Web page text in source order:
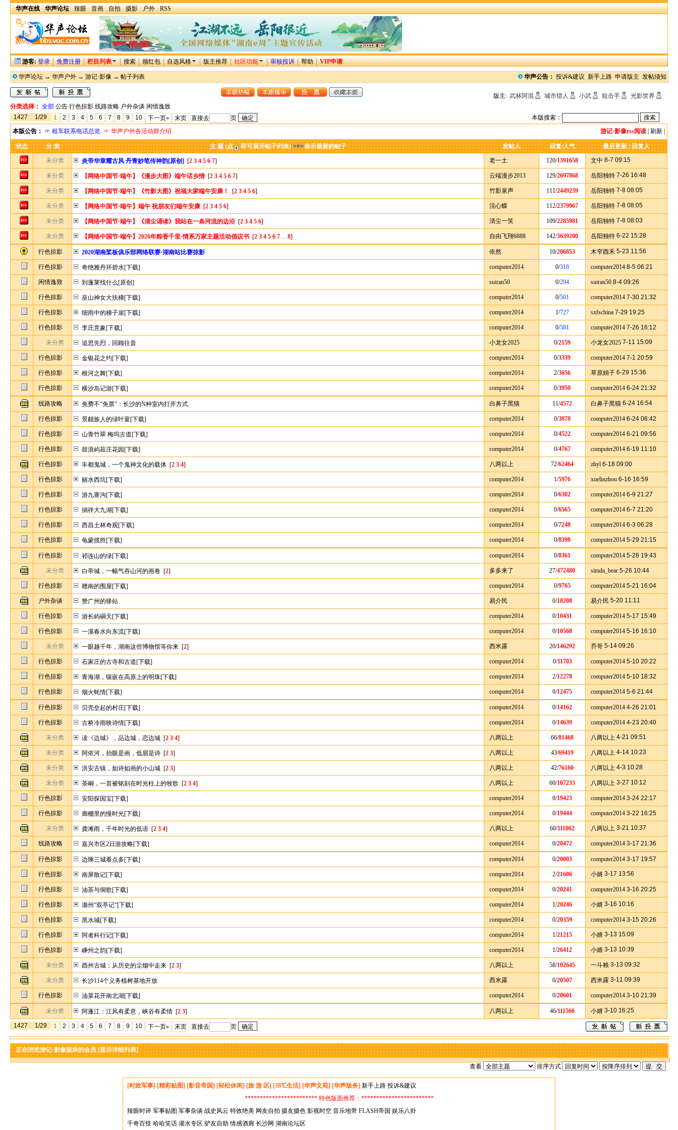
华声在线 华声论坛 辣眼 音画 自拍 摄影 户外 RSS
游客: 登录 免费注册 栏目列表 搜索 领红包 自选风格 版主推荐 社区功能 审核投诉 帮助 VIP申请
华声公告： 投诉&建议 新手上路 申请版主 发帖须知
华声论坛 →华声户外 →游记·影像 → 帖子列表
版主: 武林阿混 城市猎人 小武 狙击手
光影世界
分类选择： 全部 公告 行色掠影 线路攻略 户外杂谈 闲情逸致
1427
1/29 1 2 3 4 5 6 7 8 9 10 下一页» 末页 直接去 页
本版搜索：
本版公告： ☞ 租车联系电话总览 ☞ 华声户外各活动群介绍 游记·影像rss阅读 |刷新
状态 分 类 主 题 (点 即可展开帖子列表) 表示最新的帖子 发帖人 回复/人气
最后更新 | 回复人
未分类
炎帝华章耀古风 丹青妙笔传神韵[原创] [2 3 4 5 6 7] 老一土 120/1391658 8-7 09:15
文中
未分类 【网络中国节·端午】《漫步大图》端午话乡情[2 3 4 5 6 7] 云端漫步2013 129/2697868 7-26 16:48
岳阳独特
未分类 【网络中国节·端午】《竹影大图》祝福大家端午安康！ [2 3 4 5 6] 竹影泉声 111/2449239 7-8 08:05
岳阳独特
未分类 【网络中国节·端午】端午 祝朋友们端午安康 [2 3 4 5 6] 浣心蝶 112/2379967 7-8 08:05
岳阳独特
未分类 【网络中国节·端午】《清尘诵读》我站在一条河流的边沿[2 3 4 5 6] 清尘一笑 109/2285981 7-8 08:03
岳阳独特
未分类 【网络中国节·端午】2026年粽香千里·情系万家主题活动倡议书 [2 3 4 5 6 7 ...8] 自由飞翔6888 142/3639200 6-22 15:28
岳阳独特
行色掠影 2020湖南桨板俱乐部网络联赛·湖南站比赛掠影 依然 10/206853 5-23 11:56
木窄酉禾
行色掠影 奇绝雅丹环碧水[下载] computer2014 0/318 8-5 06:21
computer2014
闲情逸致 到蓬莱找什么[原创] suiran50 0/294 8-4 09:26
suiran50
行色掠影 巫山神女大扶梯[下载] computer2014 0/501 7-30 21:32
computer2014
行色掠影 细雨中的梯子崖[下载] computer2014 1/727 7-29 19:25
sxfschina
行色掠影 李庄意象[下载] computer2014 0/581 7-26 16:12
computer2014
未分类 追思先烈，回顾往昔 小龙女2025 0/2159 7-11 15:09
小龙女2025
行色掠影 金银花之约[下载] computer2014 0/3339 7-1 20:59
computer2014
行色掠影 根河之舞[下载] computer2014 2/3656 6-29 15:36
草原娟子
行色掠影 横沙岛记游[下载] computer2014 0/3950 6-24 21:32
computer2014
线路攻略 免费不“免票”：长沙的N种室内打开方式 白鼻子黑猫 11/4572 6-24 16:54
白鼻子黑猫
行色掠影 景颇族人的绿叶宴[下载] computer2014 0/3878 6-24 06:42
computer2014
行色掠影 山青竹翠 梅坞古道[下载] computer2014 0/4522 6-21 09:56
computer2014
行色掠影 鼓浪屿菽庄花园[下载] computer2014 0/4767 6-19 11:10
computer2014
行色掠影 丰都鬼城，一个鬼神文化的载体 [2 3 4] 八两以上 72/62464 6-18 09:00
zhyl
行色掠影 丽水西坑[下载] computer2014 1/5976 6-16 16:59
xuelinzhou
行色掠影 游九寨沟[下载] computer2014 0/6302 6-9 21:27
computer2014
行色掠影 徜徉大九湖[下载] computer2014 0/6565 6-7 21:20
computer2014
行色掠影 西昌土林奇观[下载] computer2014 0/7248 6-3 06:28
computer2014
行色掠影 龟蒙揽胜[下载] computer2014 0/8398 5-29 21:15
computer2014
行色掠影 祁连山的绿[下载] computer2014 0/8361 5-28 19:43
computer2014
未分类 白帝城，一幅气吞山河的画卷 [2] 多多来了 27/472480 5-26 10:44
simda_bear
行色掠影 赣南的围屋[下载] computer2014 0/9765 5-21 16:04
computer2014
户外杂谈 赞广州的驿站 易介民 0/10208 5-20 11:11
易介民
行色掠影 游长屿硐天[下载] computer2014 0/10431 5-17 15:49
computer2014
行色掠影 一溪春水向东流[下载] computer2014 0/10568 5-16 16:10
computer2014
未分类 一眼越千年，湖南这些博物馆等你来 [2] 西米露 20/146292 5-14 09:26
乔哥
行色掠影 石家庄的古寺和古道[下载] computer2014 0/11703 5-10 20:22
computer2014
行色掠影 青海湖，镶嵌在高原上的明珠[下载] computer2014 2/12278 5-10 18:32
computer2014
行色掠影 烟火蚝情[下载] computer2014 0/12475 5-6 21:44
computer2014
行色掠影 贝壳垒起的村庄[下载] computer2014 0/14162 4-26 21:01
computer2014
行色掠影 古桥冷雨映诗情[下载] computer2014 0/14639 4-23 20:40
computer2014
未分类 读《边城》，品边城，恋边城 [2 3 4] 八两以上 66/81468 4-21 09:51
八两以上
未分类 阿依河，抬眼是画，低眉是诗 [2 3] 八两以上 43/69419 4-14 10:23
八两以上
未分类 洪安古镇，如诗如画的小山城 [2 3] 八两以上 42/76160 4-3 10:28
八两以上
未分类 茶峒，一首被铭刻在时光柱上的牧歌 [2 3 4] 八两以上 60/107233 3-27 10:12
八两以上
行色掠影 安阳探国宝[下载] computer2014 0/19423 3-24 22:17
computer2014
行色掠影 廊棚里的慢时光[下载] computer2014 0/19444 3-22 16:25
computer2014
未分类 龚滩雨，千年时光的低语 [2 3 4] 八两以上 60/111062 3-21 10:37
八两以上
线路攻略 嘉兴市区2日游攻略[下载] computer2014 0/20472 3-17 21:36
computer2014
行色掠影 边陲三城看点多[下载] computer2014 0/20003 3-17 19:57
computer2014
行色掠影 南屏散记[下载] computer2014 2/21606 3-17 13:56
小婿
行色掠影 油茶与侗歌[下载] computer2014 0/20241 3-16 20:25
computer2014
行色掠影 滁州“双亭记”[下载] computer2014 1/20246 3-16 10:16
小婿
行色掠影 黑水城[下载] computer2014 0/20359 3-15 20:26
computer2014
行色掠影 阿者科行记[下载] computer2014 1/21215 3-13 15:09
小婿
行色掠影 嵊州之韵[下载] computer2014 1/26412 3-13 10:39
小婿
未分类 酉州古城：从历史的尘烟中走来 [2 3] 八两以上 58/102645 3-13 09:32
一斗粮
未分类 长沙114个义务植树基地开放 西米露 0/20507 3-11 09:39
西米露
行色掠影 油菜花开南北湖[下载] computer2014 0/20601 3-10 21:39
computer2014
未分类 阿蓬江：江风有柔意，峡谷有柔情 [2 3] 八两以上 46/111566 3-10 16:25
小婿
1427 1/29 1 2 3 4 5 6 7 8 9 10 下一页» 末页 直接去 页
正在浏览游记·影像版块的会员[显示详细列表]
查看 排序方式
[时政军事] [精彩贴图] [影音帝国] [轻松休闲] [旅 游 区] [38℃生活] [华声文苑] [华声版务] 新手上路 投诉&建议
************************ 特色版面推荐：************************
辣眼时评 军事贴图 军事杂谈 战史风云 特效绝美 网友自拍 摄友摄色 影视时空 音乐地带 FLASH帝国 娱乐八卦
千奇百怪 哈哈笑话 灌水专区 驴友自助 情感酒廊 长沙网 湖南论坛区